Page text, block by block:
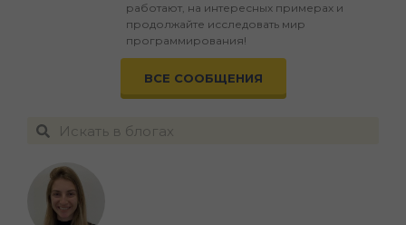
ВСЕ СООБЩЕНИЯ
работают, на интересных примерах и
продолжайте исследовать мир
программирования!